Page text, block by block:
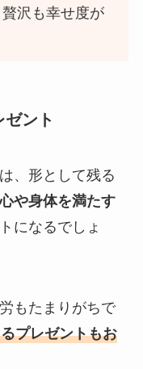
沢も幸せ度が
ント
、形として残る
や身体を満たす
になるでしょ
もたまりがちで
プレゼントもお